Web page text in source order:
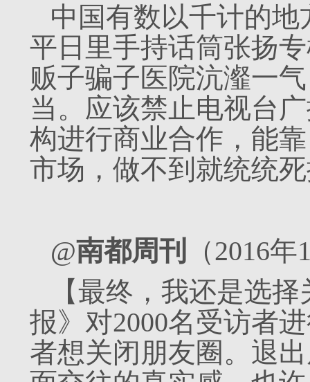
中国有数以千计的
平日里手持话筒张扬
贩子骗子医院沆瀣一
当。应该禁止电视台
构进行商业合作，能
市场，做不到就统统
@南都周刊
（2016
【最终，我还是选
报》对2000名受访者
者想关闭朋友圈。退